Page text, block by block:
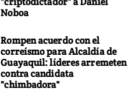
Noboa
Rompen acuerdo con el
correísmo para Alcaldía de
Guayaquil: líderes arremeten
contra candidata
"chimbadora"